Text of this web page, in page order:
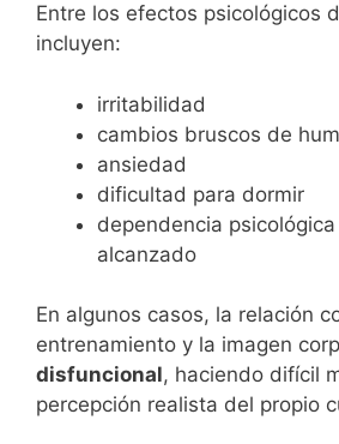
Entre los efectos psicológicos
incluyen:
irritabilidad
cambios bruscos de
ansiedad
dificultad para dormir
dependencia
alcanzado
En algunos casos, la relación
entrenamiento y la imagen
disfuncional, haciendo difícil
percepción realista del propio